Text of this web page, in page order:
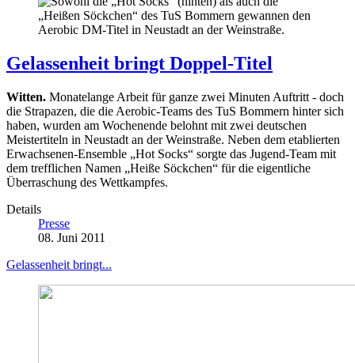
Gelassenheit bringt Doppel-Titel
Witten. Monatelange Arbeit für ganze zwei Minuten Auftritt - doch
die Strapazen, die die Aerobic-Teams des TuS Bommern hinter sich
haben, wurden am Wochenende belohnt mit zwei deutschen
Meistertiteln in Neustadt an der Weinstraße. Neben dem etablierten
Erwachsenen-Ensemble „Hot Socks“ sorgte das Jugend-Team mit
dem trefflichen Namen „Heiße Söckchen“ für die eigentliche
Überraschung des Wettkampfes.
Details
Presse
08. Juni 2011
Gelassenheit bringt...